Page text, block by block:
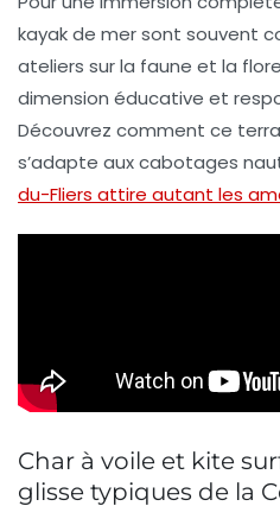
kayak de mer sont souvent
ateliers sur la faune et la
dimension éducative et
Découvrez comment ce
s’adapte aux cabotages
du-Fliers attire autant les
Char à voile et kite
glisse typiques de la